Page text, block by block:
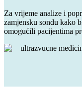
Za vrijeme analize i
zamjensku sondu kako
omogućili pacijentima